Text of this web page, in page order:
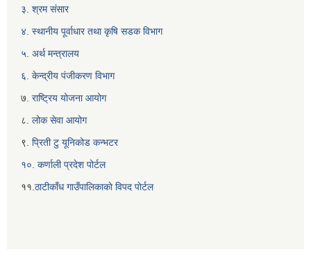
३. श्रम संसार
४. स्थानीय पूर्वाधार तथा कृषि सडक विभाग
५. अर्थ मन्त्रालय
६. केन्द्रीय पंजीकरण विभाग
७. राष्ट्रिय योजना आयोग
८. लोक सेवा आयोग
९. प्रिती टु यूनिकोड कन्भटर
१०. कर्णाली प्रदेश पोर्टल
११.ठाटीकाँध गाउँपालिकाकाे विपद पाेर्टल